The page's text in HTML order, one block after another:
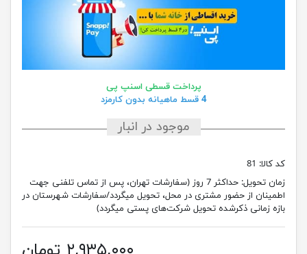
پرداخت قسطی اسنپ پی
4 قسط ماهیانه بدون کارمزد
موجود در انبار
کد کالا: 81
زمان تحویل:
حداکثر 7 روز (سفارشات تهران، پس از تماس تلفنی جهت
اطمینان از حضور مشتری در محل، تحویل میگردد/سفارشات شهرستان در
بازه زمانی ذکرشده تحویل شرکت‌های پستی میگردد)